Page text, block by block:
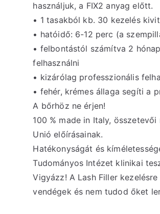
használjuk, a FIX2 anyag előtt.
• 1 tasakból kb. 30 kezelés
• hatóidő: 6-12 perc (a
• felbontástól számítva 2
felhasználni
• kizárólag professzionális
• fehér, krémes állaga segíti a
A bőrhöz ne érjen!
100 % made in Italy,
Unió előírásainak.
Hatékonyságát és
Tudományos Intézet klinikai
Vigyázz! A Lash Filler
vendégek és nem tudod őket